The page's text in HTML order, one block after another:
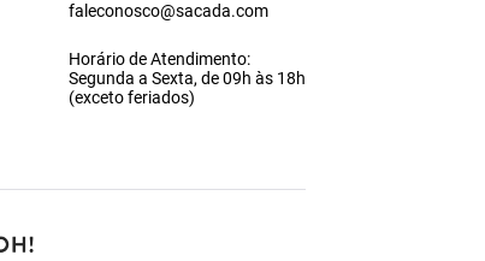
faleconosco@sacada.com
Horário de Atendimento:
Segunda a Sexta, de 09h às 18h
(exceto feriados)